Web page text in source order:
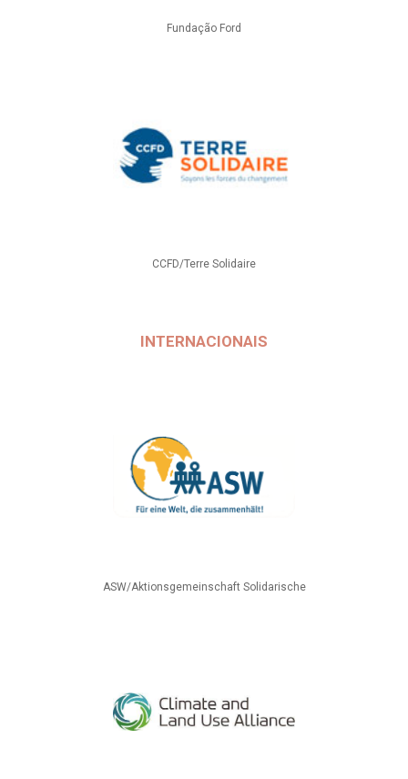
Fundação Ford
CCFD/Terre Solidaire
INTERNACIONAIS
ASW/Aktionsgemeinschaft Solidarische